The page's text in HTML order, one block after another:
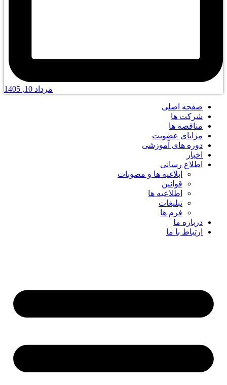
مرداد 10, 1405
صفحه اصلی
شرکت ها
مناقصه ها
مزایای عضویت
دوره های آموزشی
اخبار
اطلاع رسانی
ابلاغیه ها و مصوبات
قوانین
اطلاعیه ها
تبلیغات
فرم ها
درباره ما
ارتباط با ما